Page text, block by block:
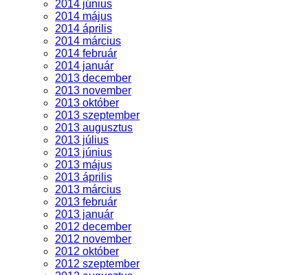
2014 június
2014 május
2014 április
2014 március
2014 február
2014 január
2013 december
2013 november
2013 október
2013 szeptember
2013 augusztus
2013 július
2013 június
2013 május
2013 április
2013 március
2013 február
2013 január
2012 december
2012 november
2012 október
2012 szeptember